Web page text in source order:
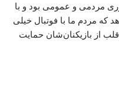
مردمی و عمومی بود و با
مردم ما با فوتبال خیلی
از بازیکنان‌شان حمایت